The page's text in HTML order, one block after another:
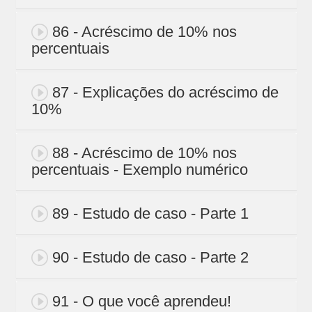
86 - Acréscimo de 10% nos
percentuais
87 - Explicações do acréscimo de
10%
88 - Acréscimo de 10% nos
percentuais - Exemplo numérico
89 - Estudo de caso - Parte 1
90 - Estudo de caso - Parte 2
91 - O que você aprendeu!